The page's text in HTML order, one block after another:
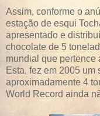
Assim, conforme o
estação de esqui
apresentado e
chocolate de 5
mundial que pertence
Esta, fez em 2005
aproximadamente 4
World Record ainda